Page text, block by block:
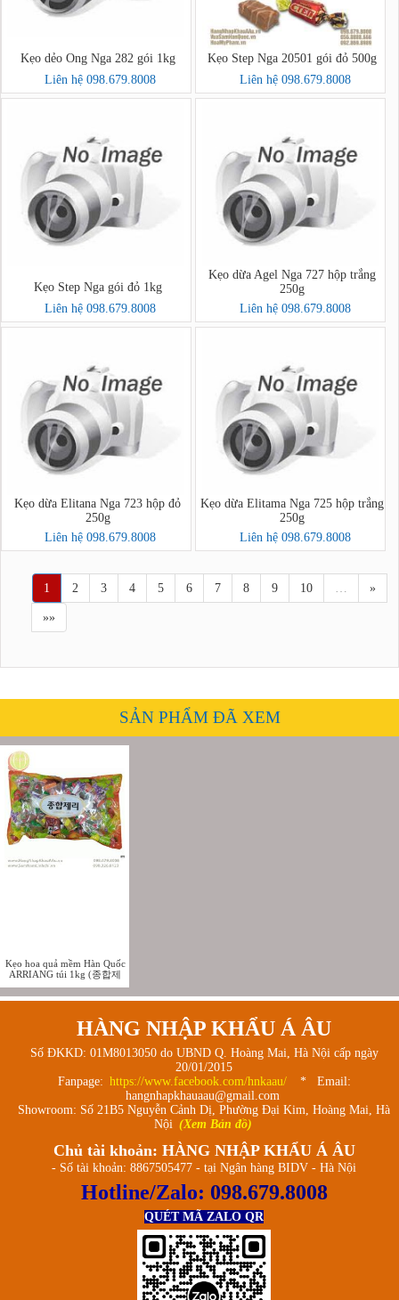
Kẹo dẻo Ong Nga 282 gói 1kg
Liên hệ 098.679.8008
Kẹo Step Nga 20501 gói đỏ 500g
Liên hệ 098.679.8008
Kẹo Step Nga gói đỏ 1kg
Liên hệ 098.679.8008
Kẹo dừa Agel Nga 727 hộp trắng
250g
Liên hệ 098.679.8008
Kẹo dừa Elitana Nga 723 hộp đỏ
250g
Liên hệ 098.679.8008
Kẹo dừa Elitama Nga 725 hộp trắng
250g
Liên hệ 098.679.8008
1 2 3 4 5 6 7 8 9 10 »
»»
SẢN PHẨM ĐÃ XEM
Kẹo hoa quả mềm Hàn Quốc
ARRIANG túi 1kg (종합제
리)
HÀNG NHẬP KHẨU Á ÂU
Số ĐKKD: 01M8013050 do UBND Q. Hoàng Mai, Hà Nội cấp ngày
20/01/2015
Fanpage: https://www.facebook.com/hnkaau/
* Email:
hangnhapkhauaau@gmail.com
Showroom: Số 21B5 Nguyễn Cảnh Dị, Phường Đại Kim, Hoàng Mai, Hà
Nội (Xem Bản đồ)
Chủ tài khoản: HÀNG NHẬP KHẨU Á ÂU
- Số tài khoản: 8867505477 - tại Ngân hàng BIDV - Hà Nội
Hotline/Zalo: 098.679.8008
QUÉT MÃ ZALO QR